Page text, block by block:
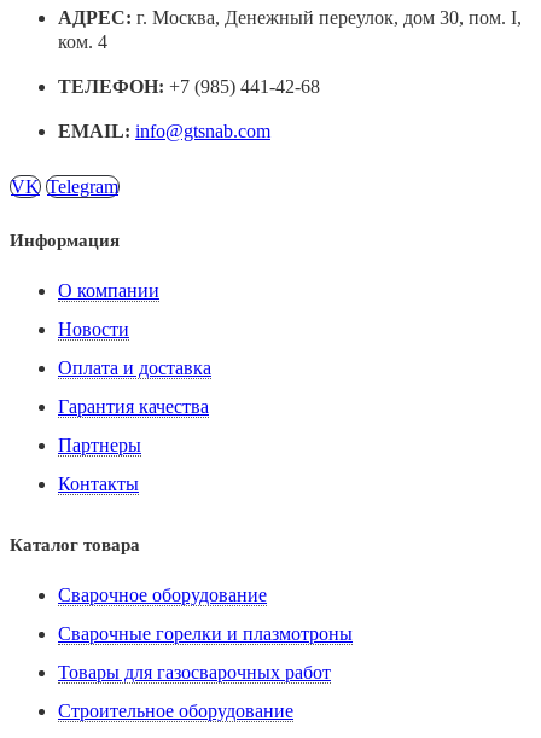
АДРЕС: г. Москва, Денежный переулок, дом 30, пом. I,
ком. 4
ТЕЛЕФОН: +7 (985) 441-42-68
EMAIL: info@gtsnab.com
VK Telegram
Информация
О компании
Новости
Оплата и доставка
Гарантия качества
Партнеры
Контакты
Каталог товара
Сварочное оборудование
Сварочные горелки и плазмотроны
Товары для газосварочных работ
Строительное оборудование